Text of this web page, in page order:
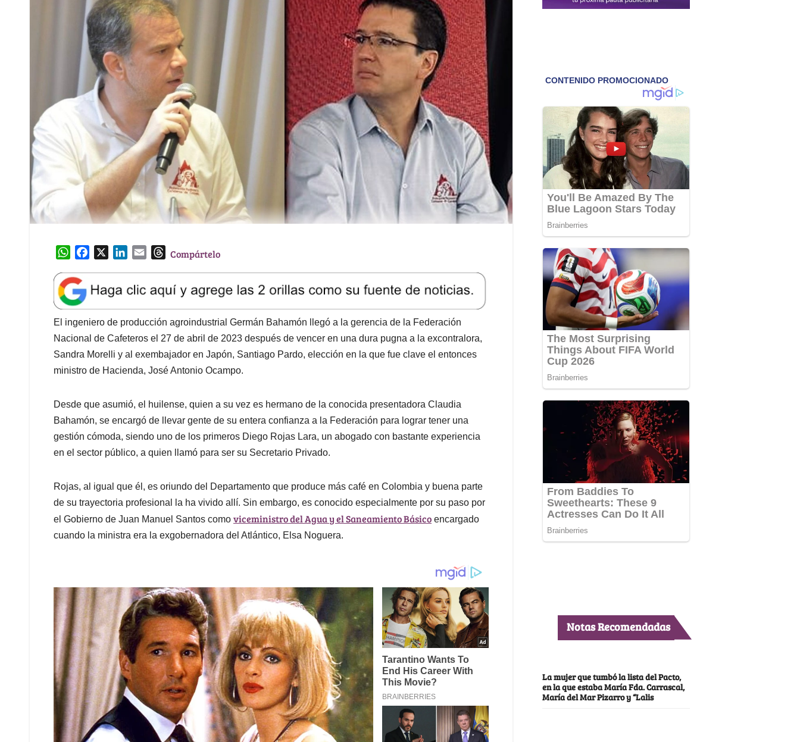
W
a
t
s
A
p
p
e
b
o
o
k
k
e
d
I
n
l
T
e
a
d
s
Compártelo
El ingeniero de producción agroindustrial Germán Bahamón llegó a la gerencia de la Federación
Nacional de Cafeteros el 27 de abril de 2023 después de vencer en una dura pugna a la excontralora,
Sandra Morelli y al exembajador en Japón, Santiago Pardo, elección en la que fue clave el entonces
ministro de Hacienda, José Antonio Ocampo.
Desde que asumió, el huilense, quien a su vez es hermano de la conocida presentadora Claudia
Bahamón, se encargó de llevar gente de su entera confianza a la Federación para lograr tener una
gestión cómoda, siendo uno de los primeros Diego Rojas Lara, un abogado con bastante experiencia
en el sector público, a quien llamó para ser su Secretario Privado.
Rojas, al igual que él, es oriundo del Departamento que produce más café en Colombia y buena parte
de su trayectoria profesional la ha vivido allí. Sin embargo, es conocido especialmente por su paso por
el Gobierno de Juan Manuel Santos como viceministro del Agua y el Saneamiento Básico encargado
cuando la ministra era la exgobernadora del Atlántico, Elsa Noguera.
Notas Recomendadas
La mujer que tumbó la lista del Pacto,
en la que estaba María Fda. Carrascal,
María del Mar Pizarro y “Lalis